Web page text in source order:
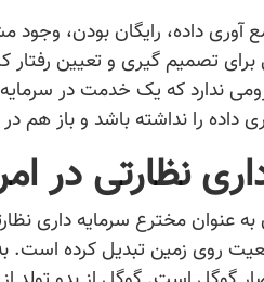
داده، رایگان بودن،
تصمیم گیری و تعیین رفتار
ندارد که یک خدمت در
داده را نداشته باشد و باز
نظارتی در
عنوان مخترع سرمایه داری
روی زمین تبدیل کرده است.